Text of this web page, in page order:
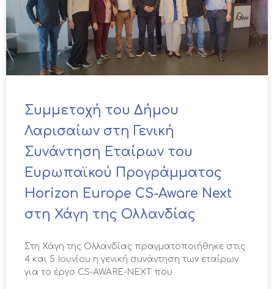
Συμμετοχή του Δήμου
Λαρισαίων στη Γενική
Συνάντηση Εταίρων του
Ευρωπαϊκού Προγράμματος
Horizon Europe CS-Aware Next
στη Χάγη της Ολλανδίας
Στη Χάγη της Ολλανδίας πραγματοποιήθηκε στις
4 και 5 Ιουνίου η γενική συνάντηση των εταίρων
για το έργο CS-AWARE-NEXT που